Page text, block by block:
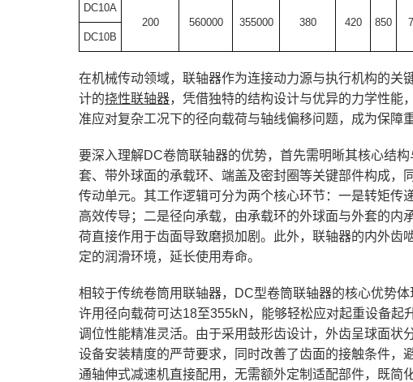
DC10A
200
560000 355000 380 420 850
DC10B
在机械传动领域，联轴器作为连接动力源与执行机构的
计的挠性联轴器，凭借独特的结构设计与优异的力学性能
准应对复杂工况下的径向载荷与轴线偏移问题，成为保障
要深入理解DC卷筒联轴器的优势，首先需明晰其核心结
套、带外球面的承载环、端盖及密封圈等关键部件构成
传动单元。其工作逻辑可分为两个核心环节：一是转矩
高效传导；二是径向承载，由承载环的外球面与外套的
荷直接作用于齿面导致磨损加剧。此外，联轴器的内外
定的润滑环境，延长使用寿命。
相较于传统卷筒用联轴器，DC型卷筒联轴器的核心优势
许用径向载荷可达18至355kN，能够轻松应对起重设备起
调位性能精准灵活。由于采用鼓形齿设计，外齿呈球面状
设备安装精度的严苛要求，同时改善了齿面的接触条件
通轴伸式减速机直接配用，无需额外定制适配部件，既